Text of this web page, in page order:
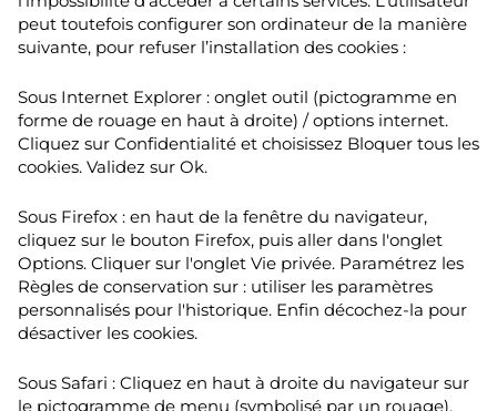
peut toutefois configurer son ordinateur de la manière
suivante, pour refuser l’installation des cookies :
Sous Internet Explorer : onglet outil (pictogramme en
forme de rouage en haut à droite) / options internet.
Cliquez sur Confidentialité et choisissez Bloquer tous les
cookies. Validez sur Ok.
Sous Firefox : en haut de la fenêtre du navigateur,
cliquez sur le bouton Firefox, puis aller dans l'onglet
Options. Cliquer sur l'onglet Vie privée. Paramétrez les
Règles de conservation sur : utiliser les paramètres
personnalisés pour l'historique. Enfin décochez-la pour
désactiver les cookies.
Sous Safari : Cliquez en haut à droite du navigateur sur
le pictogramme de menu (symbolisé par un rouage).